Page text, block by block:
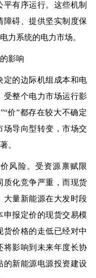
有序运行。这些机制
障碍、提供坚实制度保
力系统的电力市场。
影响
的边际机组成本和电
受整个电力市场运行影
价”都存在较大不确定
场导向型转变，市场交
。
险。受资源禀赋限
质化竞争严重，而现货
大量新能源在大发时段
申报定价的现货交易模
价格的走低已经对中
将影响到未来年度长协
的新能源电源投资建设